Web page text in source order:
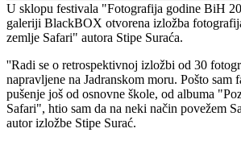
U sklopu festivala "Fotografija godine BiH
galeriji BlackBOX otvorena izložba
zemlje Safari" autora Stipe Suraća.
''Radi se o retrospektivnoj izložbi od 30
napravljene na Jadranskom moru. Pošto sam
pušenje još od osnovne škole, od albuma
Safari", htio sam da na neki način povežem
autor izložbe Stipe Surać.